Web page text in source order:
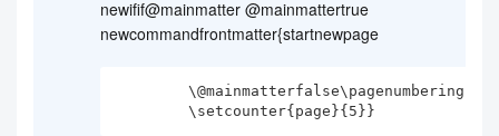
newifif@mainmatter @mainmattertrue
newcommandfrontmatter{startnewpage
        \@mainmatterfalse\pagenumbering{Roman}
        \setcounter{page}{5}}